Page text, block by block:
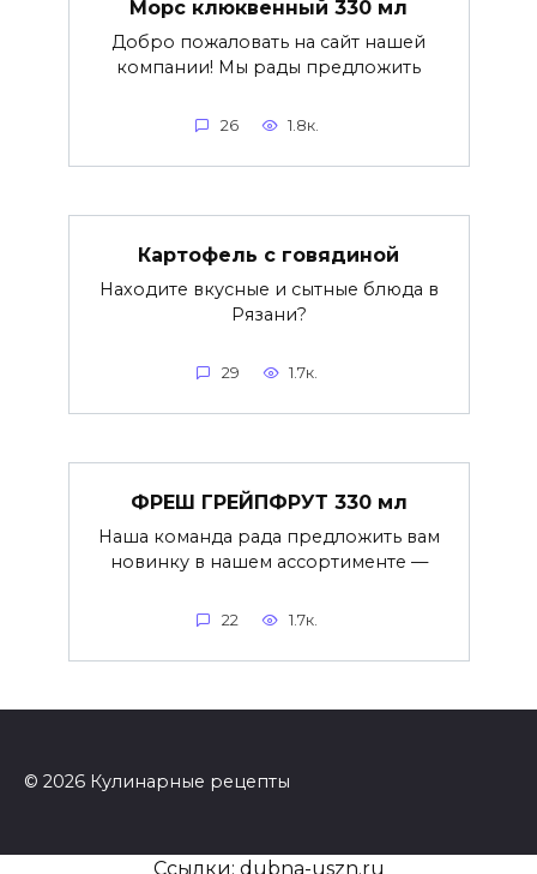
Морс клюквенный 330 мл
Добро пожаловать на сайт нашей
компании! Мы рады предложить
26 1.8к.
Картофель с говядиной
Находите вкусные и сытные блюда в
Рязани?
29 1.7к.
ФРЕШ ГРЕЙПФРУТ 330 мл
Наша команда рада предложить вам
новинку в нашем ассортименте —
22 1.7к.
© 2026 Кулинарные рецепты
Ссылки: dubna-uszn.ru